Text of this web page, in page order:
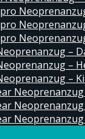
–
–
–
Neoprenanzug